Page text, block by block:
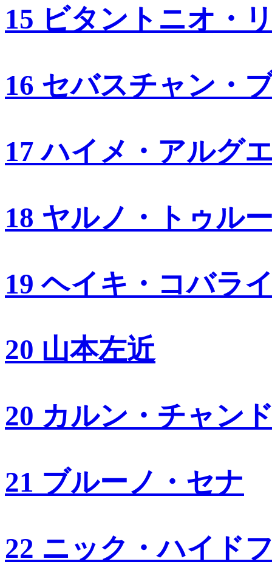
15 ビタントニオ・
16 セバスチャン・
17 ハイメ・アルグ
18 ヤルノ・トゥル
19 ヘイキ・コバラ
20 山本左近
20 カルン・チャン
21 ブルーノ・セナ
22 ニック・ハイド